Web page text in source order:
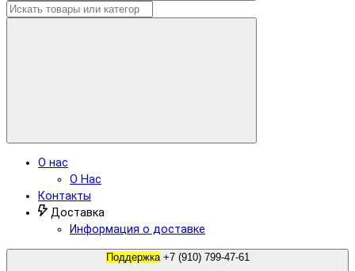
О нас
О Нас
Контакты
Доставка
Информация о доставке
Поддержка +7 (910) 799-47-61